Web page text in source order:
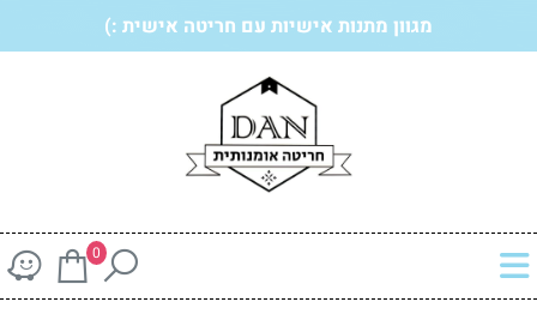
מגוון מתנות אישיות עם חריטה אישית :)
0